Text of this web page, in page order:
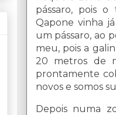
pássaro, pois
Qapone vinha
um pássaro, ao
meu, pois a
20 metros de
prontamente
novos e somos
Depois numa